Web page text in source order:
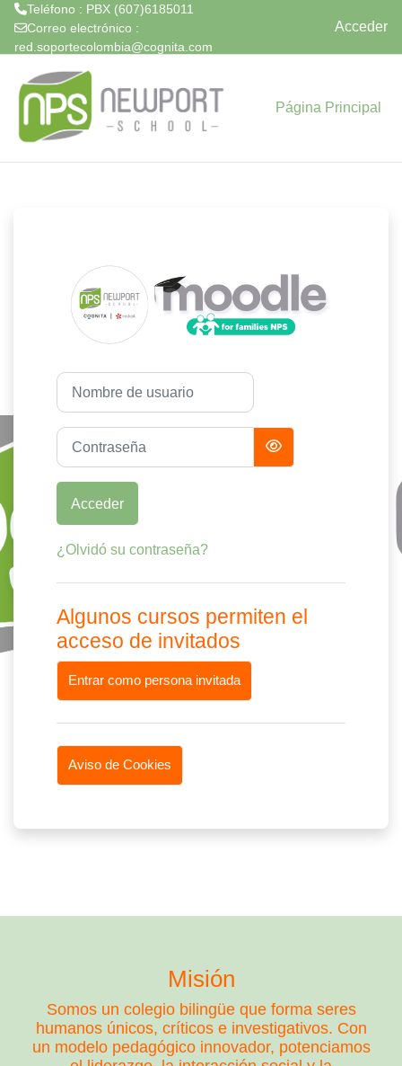
Teléfono : PBX (607)6185011
Correo electrónico :
red.soportecolombia@cognita.com
Acceder
Página Principal
Entrar a Lms
Nombre de usuario
Contraseña
Acceder
¿Olvidó su contraseña?
Algunos cursos permiten el
acceso de invitados
Entrar como persona invitada
Aviso de Cookies
Misión
Somos un colegio bilingüe que forma seres
humanos únicos, críticos e investigativos. Con
un modelo pedagógico innovador, potenciamos